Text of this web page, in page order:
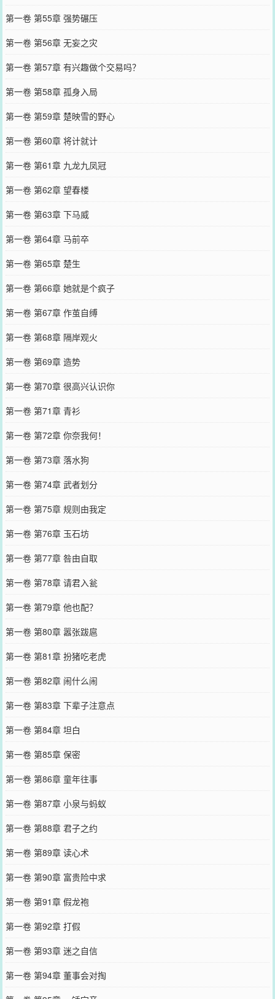
第一卷 第55章 强势碾压
第一卷 第56章 无妄之灾
第一卷 第57章 有兴趣做个交易吗？
第一卷 第58章 孤身入局
第一卷 第59章 楚映雪的野心
第一卷 第60章 将计就计
第一卷 第61章 九龙九凤冠
第一卷 第62章 望春楼
第一卷 第63章 下马威
第一卷 第64章 马前卒
第一卷 第65章 楚生
第一卷 第66章 她就是个疯子
第一卷 第67章 作茧自缚
第一卷 第68章 隔岸观火
第一卷 第69章 造势
第一卷 第70章 很高兴认识你
第一卷 第71章 青衫
第一卷 第72章 你奈我何！
第一卷 第73章 落水狗
第一卷 第74章 武者划分
第一卷 第75章 规则由我定
第一卷 第76章 玉石坊
第一卷 第77章 咎由自取
第一卷 第78章 请君入瓮
第一卷 第79章 他也配？
第一卷 第80章 嚣张跋扈
第一卷 第81章 扮猪吃老虎
第一卷 第82章 闹什么闹
第一卷 第83章 下辈子注意点
第一卷 第84章 坦白
第一卷 第85章 保密
第一卷 第86章 童年往事
第一卷 第87章 小泉与蚂蚁
第一卷 第88章 君子之约
第一卷 第89章 读心术
第一卷 第90章 富贵险中求
第一卷 第91章 假龙袍
第一卷 第92章 打假
第一卷 第93章 迷之自信
第一卷 第94章 董事会对掏